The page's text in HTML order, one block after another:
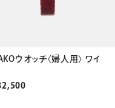
ウオッチ〈婦人用〉 ワイ